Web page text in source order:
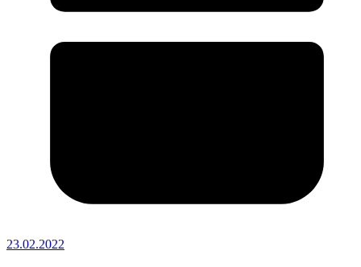
23.02.2022